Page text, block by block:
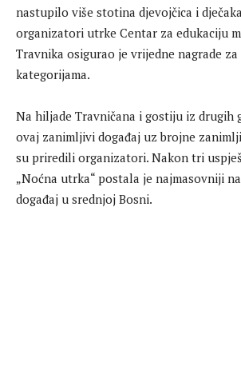
nastupilo više stotina djevojčica i
organizatori utrke Centar za edukaciju
Travnika osigurao je vrijedne nagrade
kategorijama.
Na hiljade Travničana i gostiju iz drugih
ovaj zanimljivi događaj uz brojne
su priredili organizatori. Nakon tri
„Noćna utrka“ postala je najmasovniji
događaj u srednjoj Bosni.